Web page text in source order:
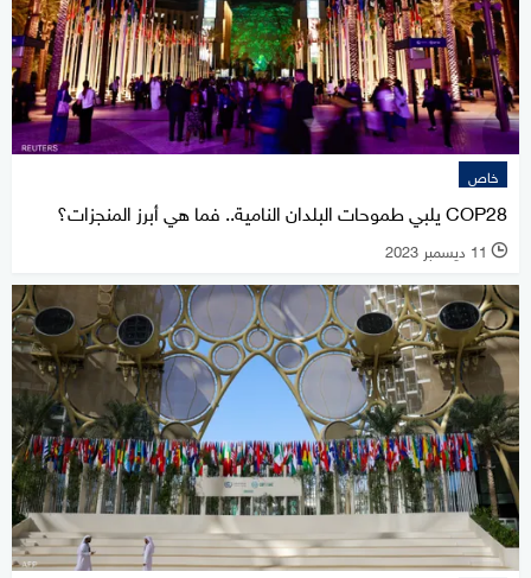
خاص
COP28 يلبي طموحات البلدان النامية.. فما هي أبرز المنجزات؟
l 11 ديسمبر 2023